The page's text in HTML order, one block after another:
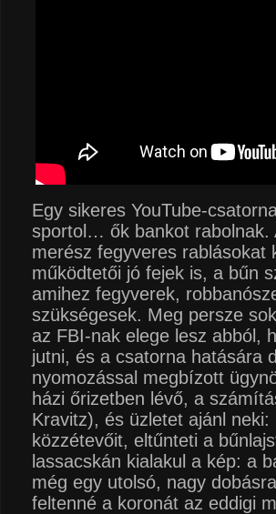
Egy sikeres YouTube-
sportol… ők bankot rabolnak.
merész fegyveres rablásokat
működtetői jó fejek is, a bűn
amihez fegyverek,
szükségesek. Meg persze
az FBI-nak elege lesz abból,
jutni, és a csatorna hatására
nyomozással megbízott
házi őrizetben lévő, a
Kravitz), és üzletet ajánl
közzétevőit, eltűnteti a
lassacskán kialakul a kép: a
még egy utolsó, nagy
feltenné a koronát az eddigi